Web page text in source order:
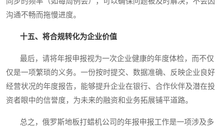
沟通不畅而拖慢进度。
十五、将合规转化为企业价值
最后，请将年报申报视为一次企业健康的年度体检，而不仅
仅是一项繁琐的义务。一份按时提交、数据准确、反映企业良好
经营状况的年度报告，能够提升企业在银行、合作伙伴及潜在投
资者眼中的信誉度，为未来的融资和业务拓展铺平道路。
总之，俄罗斯地板打蜡机公司的年报申报工作是一项涉及多